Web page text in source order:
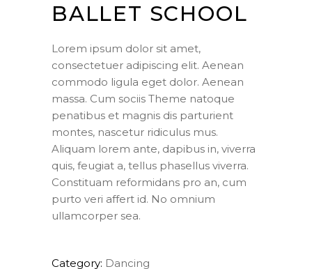
BALLET SCHOOL
Lorem ipsum dolor sit amet,
consectetuer adipiscing elit. Aenean
commodo ligula eget dolor. Aenean
massa. Cum sociis Theme natoque
penatibus et magnis dis parturient
montes, nascetur ridiculus mus.
Aliquam lorem ante, dapibus in, viverra
quis, feugiat a, tellus phasellus viverra.
Constituam reformidans pro an, cum
purto veri affert id. No omnium
ullamcorper sea.
Category: Dancing